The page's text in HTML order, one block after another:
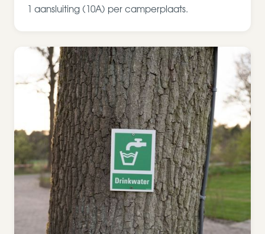
1 aansluiting (10A) per camperplaats.